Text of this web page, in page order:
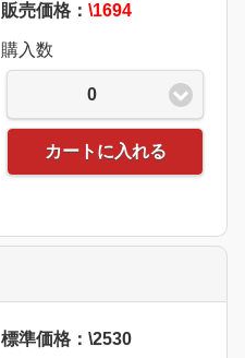
販売価格： \1694
購入数
0
カートに入れる
標準価格：\2530